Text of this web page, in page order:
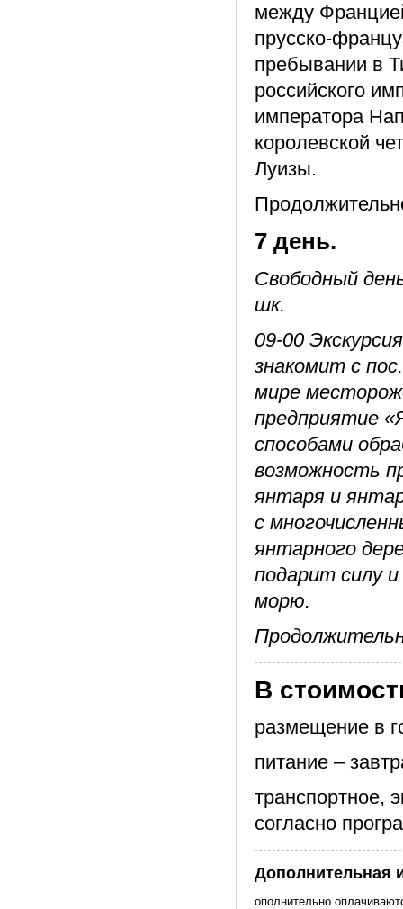
между
прусско-
пребывании в
российского
императора
королевской
Луизы.
7 день.
Свободный
шк.
09-00
знакомит с
мире
предприятие
способами
возможность
янтаря и
с
янтарного
подарит силу и
морю.
В
размещение в
питание –
транспортное,
согласно
Дополнительная
ополнительно